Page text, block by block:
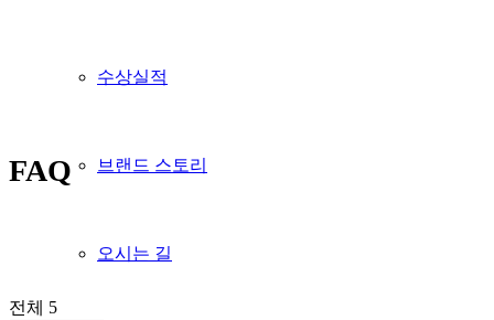
수상실적
브랜드 스토리
오시는 길
FAQ
전체 5